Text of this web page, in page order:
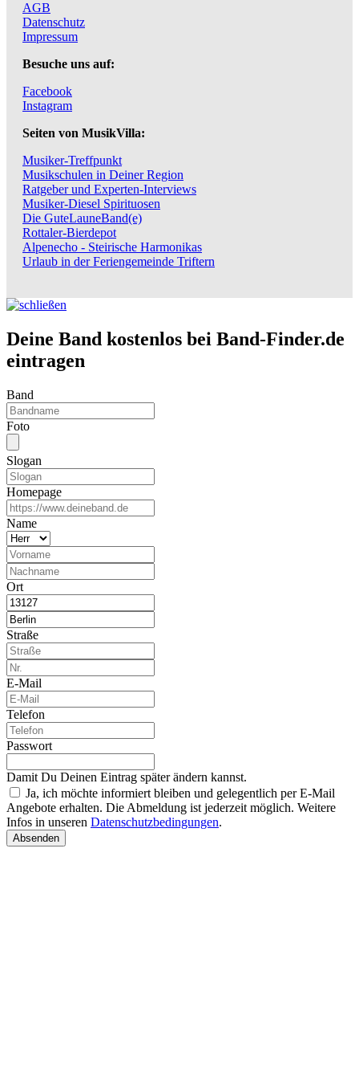
AGB
Datenschutz
Impressum
Besuche uns auf:
Facebook
Instagram
Seiten von MusikVilla:
Musiker-Treffpunkt
Musikschulen in Deiner Region
Ratgeber und Experten-Interviews
Musiker-Diesel Spirituosen
Die GuteLauneBand(e)
Rottaler-Bierdepot
Alpenecho - Steirische Harmonikas
Urlaub in der Feriengemeinde Triftern
Deine Band kostenlos bei Band-Finder.de
eintragen
Band
Foto
Slogan
Homepage
Name
Ort
Straße
E-Mail
Telefon
Passwort
Damit Du Deinen Eintrag später ändern kannst.
Ja, ich möchte informiert bleiben und gelegentlich per E-Mail
Angebote erhalten. Die Abmeldung ist jederzeit möglich. Weitere
Infos in unseren Datenschutzbedingungen.
Absenden